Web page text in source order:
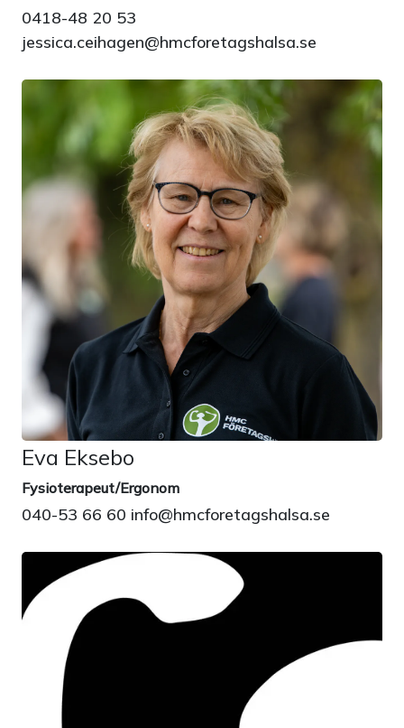
0418-48 20 53
jessica.ceihagen@hmcforetagshalsa.se
Eva Eksebo
Fysioterapeut/Ergonom
040-53 66 60 info@hmcforetagshalsa.se